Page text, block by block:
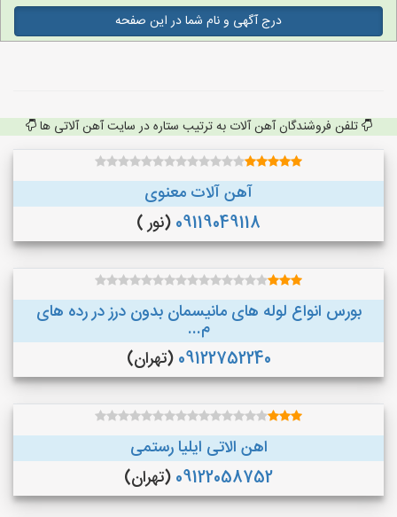
درج آگهی و نام شما در این صفحه
تلفن فروشندگان آهن آلات به ترتیب ستاره در سایت آهن آلاتی ها
آهن آلات معنوی
09119049118 (نور )
بورس انواع لوله های مانیسمان بدون درز در رده های
م...
09122752240 (تهران)
اهن الاتی ایلیا رستمی
09122058752 (تهران)